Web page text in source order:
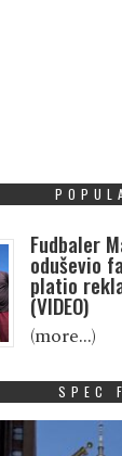
Fudbaler
oduševio
platio
(VIDEO)
(more…)
SPEC